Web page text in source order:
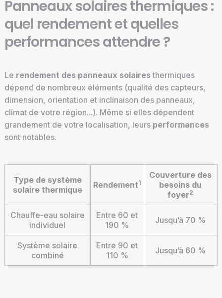
Panneaux solaires thermiques :
quel rendement et quelles
performances attendre ?
Le rendement des panneaux solairesthermiques
dépend de nombreux éléments (qualité des capteurs,
dimension, orientation et inclinaison des panneaux,
climat de votre région...). Même si elles dépendent
grandement de votre localisation, leurs performances
sont notables.
Type de système
solaire thermique
Rendement1
Couverture des
besoins du
foyer2
Chauffe-eau solaire
individuel
Entre 60 et
190 %
Jusqu’à 70 %
Système solaire
combiné
Entre 90 et
110 %
Jusqu’à 60 %